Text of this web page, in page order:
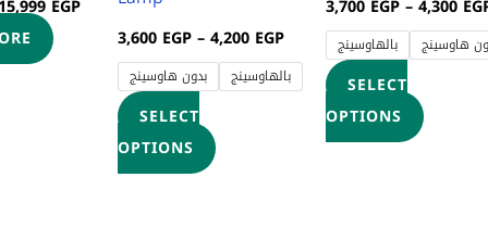
EGP
3,600 EGP–4,200 EGP
بدون هاوسينج بالهاوسينج
SELECT
OPTIONS
the
product
page
3,700 EGP–4,300
بالهاوسينج هاوسينج
SELECT
OPTIONS
the
product